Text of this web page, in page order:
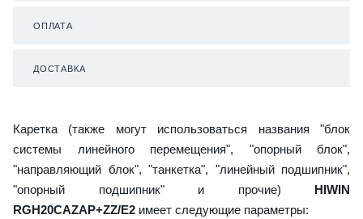
ОПЛАТА
ДОСТАВКА
Каретка (также могут использоваться названия "блок
системы линейного перемещения", "опорный блок",
"направляющий блок", "танкетка", "линейный подшипник",
"опорный подшипник" и прочие) HIWIN
RGH20CAZAP+ZZ/E2 имеет следующие параметры: